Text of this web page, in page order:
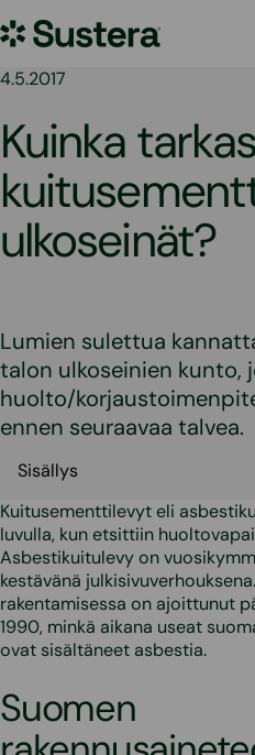
sisältöön
Sustera
4.5.2017
Kuinka
ulkoseinät?
Lumien sulettua
talon ulkoseinien kunto,
huolto/
ennen seuraavaa talvea.
Sisällys
Kuitusementtilevyt eli
luvulla, kun etsittiin
Asbestikuitulevy on
kestävänä
rakentamisessa on ajoittunut
1990, minkä aikana useat
ovat sisältäneet asbestia.
Suomen